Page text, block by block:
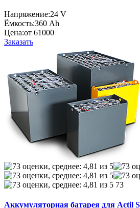
Напряжение:24 V
Ёмкость:360 Ah
Цена:от 61000
Заказать
73
Аккумуляторная батарея для Actil